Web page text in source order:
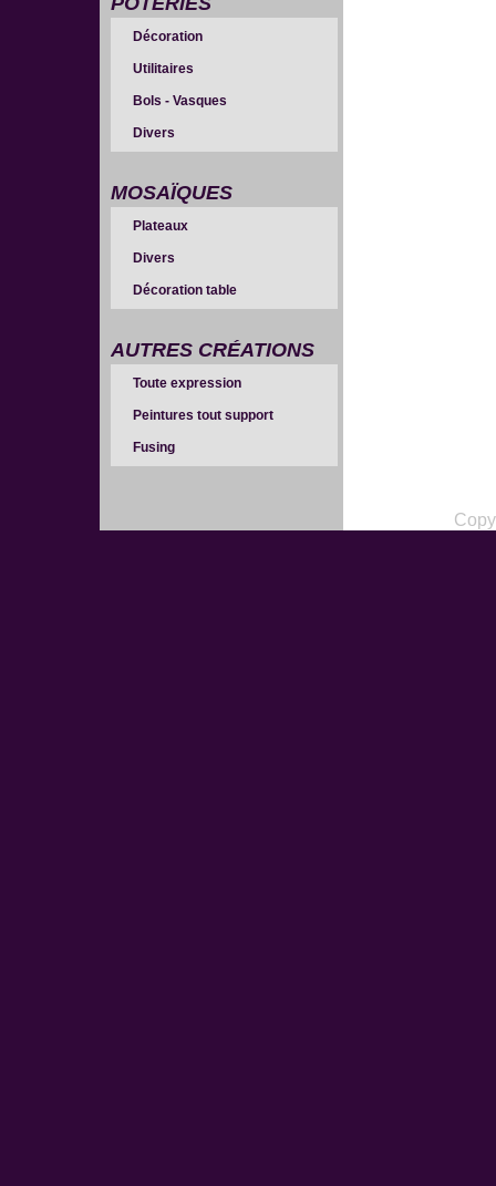
Décoration
Utilitaires
Bols - Vasques
Divers
MOSAÏQUES
Plateaux
Divers
Décoration table
AUTRES CRÉATIONS
Toute expression
Peintures tout support
Fusing